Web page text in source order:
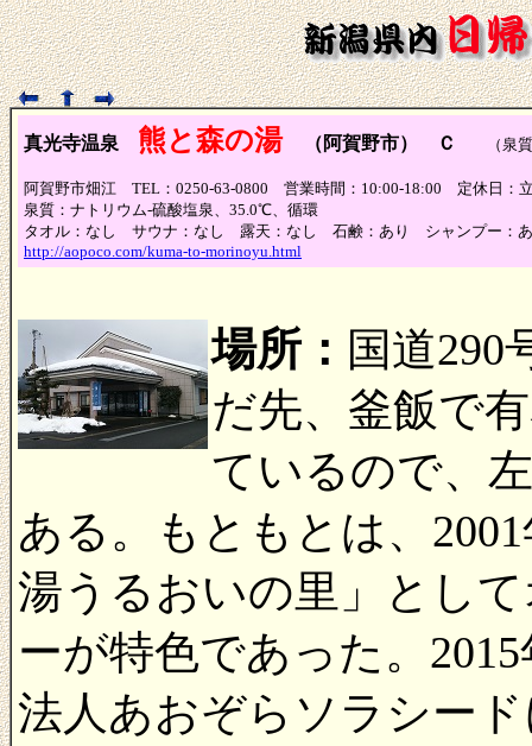
真光寺温泉 熊と森の湯 （阿賀野市） Ｃ （泉質
阿賀野市畑江 TEL：0250-63-0800 営業時間：10:00-18:00 定休日：
泉質：ナトリウム-硫酸塩泉、35.0℃、循環
タオル：なし サウナ：なし 露天：なし 石鹸：あり シャンプー：
http://aopoco.com/kuma-to-morinoyu.html
場所： 国道290
だ先、釜飯で
ているので、
ある。もともとは、
湯うるおいの里」とし
ーが特色であった。
法人あおぞらソラシー